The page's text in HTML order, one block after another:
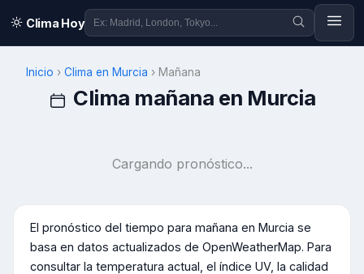
Clima Hoy
Inicio › Clima en Murcia › Mañana
Clima mañana en Murcia
Cargando pronóstico...
El pronóstico del tiempo para mañana en Murcia se
basa en datos actualizados de OpenWeatherMap. Para
consultar la temperatura actual, el índice UV, la calidad